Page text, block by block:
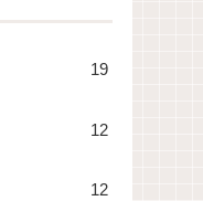
19
12
12